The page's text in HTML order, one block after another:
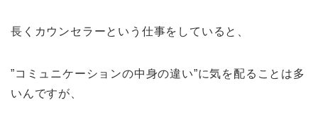
長くカウンセラーという仕事をしていると、
”コミュニケーションの中身の違い”に気を配ることは多
いんですが、